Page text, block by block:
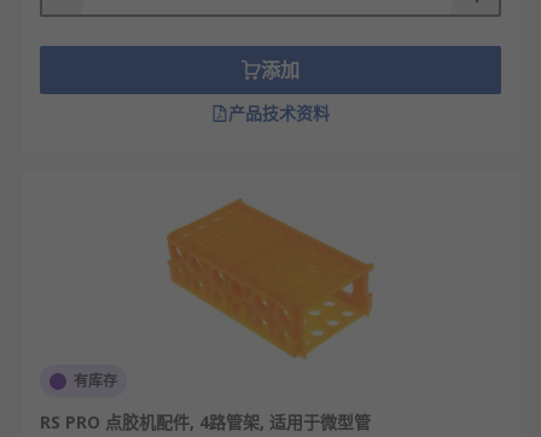
添加
产品技术资料
有库存
RS PRO 点胶机配件, 4路管架, 适用于微型管